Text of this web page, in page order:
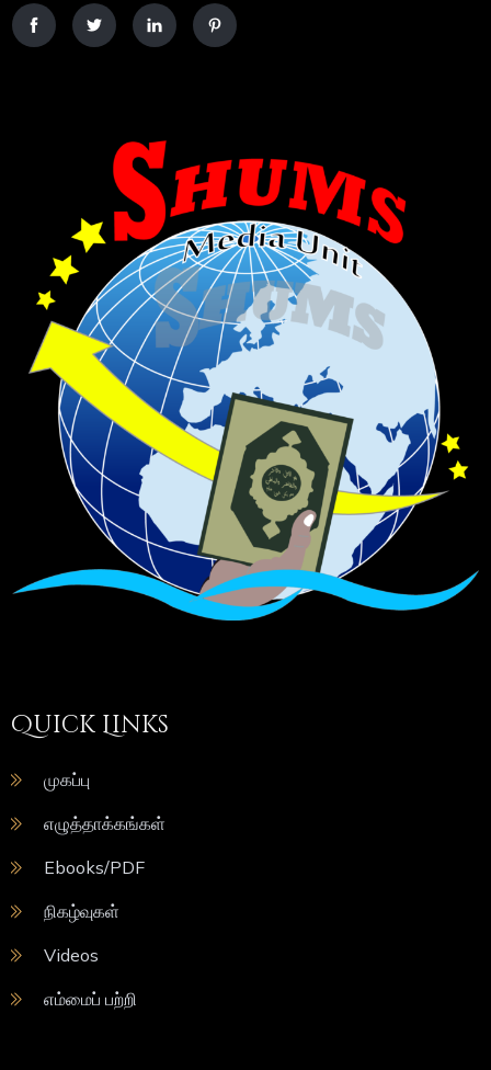
Quick Links
முகப்பு
எழுத்தாக்கங்கள்
Ebooks/PDF
நிகழ்வுகள்
Videos
எம்மைப் பற்றி